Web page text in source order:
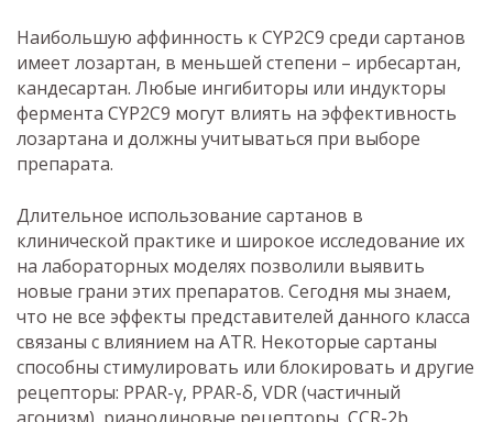
Наибольшую аффинность к CYP2C9 среди сартанов
имеет лозартан, в меньшей степени – ирбесартан,
кандесартан. Любые ингибиторы или индукторы
фермента CYP2C9 могут влиять на эффективность
лозартана и должны учитываться при выборе
препарата.
Длительное использование сартанов в
клинической практике и широкое исследование их
на лабораторных моделях позволили выявить
новые грани этих препаратов. Сегодня мы знаем,
что не все эффекты представителей данного класса
связаны с влиянием на ATR. Некоторые сартаны
способны стимулировать или блокировать и другие
рецепторы: PPAR-γ, PPAR-δ, VDR (частичный